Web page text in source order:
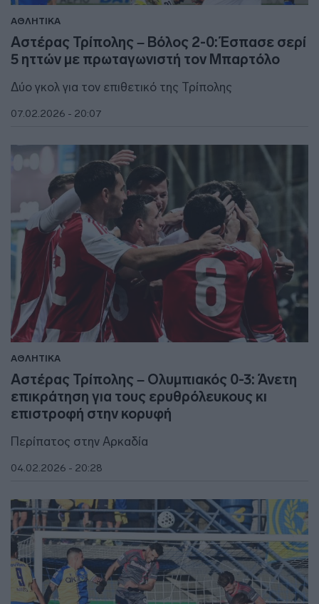
ΑΘΛΗΤΙΚΑ
Αστέρας Τρίπολης – Βόλος 2-0: Έσπασε σερί
5 ηττών με πρωταγωνιστή τον Μπαρτόλο
Δύο γκολ για τον επιθετικό της Τρίπολης
07.02.2026 - 20:07
ΑΘΛΗΤΙΚΑ
Αστέρας Τρίπολης – Ολυμπιακός 0-3: Άνετη
επικράτηση για τους ερυθρόλευκους κι
επιστροφή στην κορυφή
Περίπατος στην Αρκαδία
04.02.2026 - 20:28